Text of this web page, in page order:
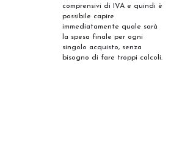
comprensivi di IVA e quindi è
possibile capire
immediatamente quale sarà
la spesa finale per ogni
singolo acquisto, senza
bisogno di fare troppi calcoli.